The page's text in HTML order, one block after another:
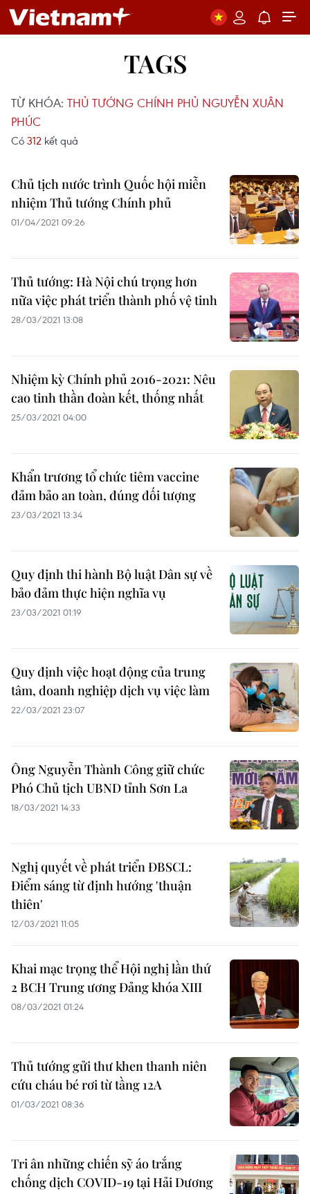
TAGS
TỪ KHÓA: THỦ TƯỚNG CHÍNH PHỦ NGUYỄN XUÂN
PHÚC
Có 312 kết quả
Chủ tịch nước trình Quốc hội miễn
nhiệm Thủ tướng Chính phủ
01/04/2021 09:26
Thủ tướng: Hà Nội chú trọng hơn
nữa việc phát triển thành phố vệ tinh
28/03/2021 13:08
Nhiệm kỳ Chính phủ 2016-2021: Nêu
cao tinh thần đoàn kết, thống nhất
25/03/2021 04:00
Khẩn trương tổ chức tiêm vaccine
đảm bảo an toàn, đúng đối tượng
23/03/2021 13:34
Quy định thi hành Bộ luật Dân sự về
bảo đảm thực hiện nghĩa vụ
23/03/2021 01:19
Quy định việc hoạt động của trung
tâm, doanh nghiệp dịch vụ việc làm
22/03/2021 23:07
Ông Nguyễn Thành Công giữ chức
Phó Chủ tịch UBND tỉnh Sơn La
18/03/2021 14:33
Nghị quyết về phát triển ĐBSCL:
Điểm sáng từ định hướng 'thuận
thiên'
12/03/2021 11:05
Khai mạc trọng thể Hội nghị lần thứ
2 BCH Trung ương Đảng khóa XIII
08/03/2021 01:24
Thủ tướng gửi thư khen thanh niên
cứu cháu bé rơi từ tầng 12A
01/03/2021 08:36
Tri ân những chiến sỹ áo trắng
chống dịch COVID-19 tại Hải Dương